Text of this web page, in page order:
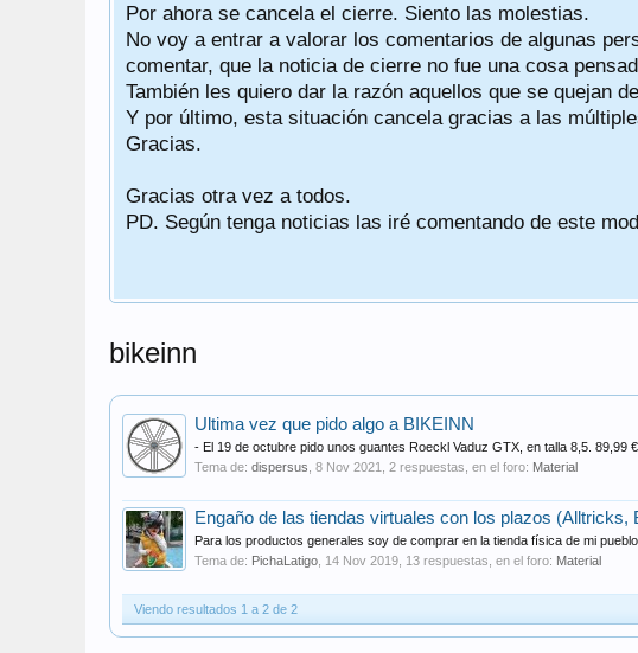
Por ahora se cancela el cierre. Siento las molestias.
No voy a entrar a valorar los comentarios de algunas
comentar, que la noticia de cierre no fue una cosa
También les quiero dar la razón aquellos que se quejan
Y por último, esta situación cancela gracias a las
Gracias.
Gracias otra vez a todos.
PD. Según tenga noticias las iré comentando de este
bikeinn
Ultima vez que pido algo a BIKEINN
- El 19 de octubre pido unos guantes Roeckl Vaduz GTX, en talla 8,5. 89,99
Tema de: dispersus 8 Nov 2021 , 2 respuestas, en el foro: Material
Engaño de las tiendas virtuales con los plazos (Alltricks,
Para los productos generales soy de comprar en la tienda física de mi
Tema de: PichaLatigo 14 Nov 2019 , 13 respuestas, en el foro: Material
Viendo resultados 1 a 2 de 2